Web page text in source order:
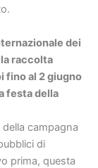
dei
raccolta
fino al 2 giugno
festa della
campagna
di
prima, questa